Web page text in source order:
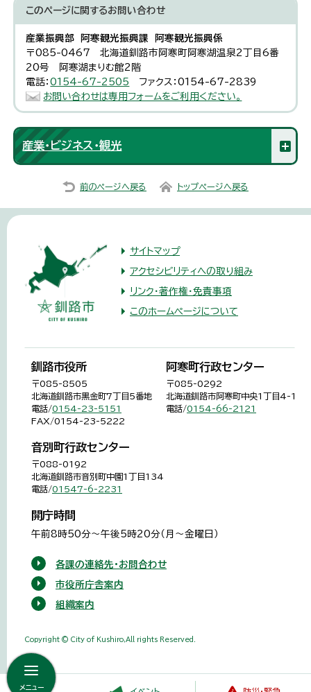
このページに関するお問い合わせ
産業振興部 阿寒観光振興課 阿寒観光振興係
〒085-0467 北海道釧路市阿寒町阿寒湖温泉2丁目6番
20号 阿寒湖まりむ館2階
電話：0154-67-2505
ファクス：0154-67-2839
お問い合わせは専用フォームをご利用ください。
産業・ビジネス・観光
前のページへ戻る トップページへ戻る
メニュー
サイトマップ
アクセシビリティへの取り組み
リンク・著作権・免責事項
このホームページについて
釧路市役所
〒085-8505
北海道釧路市黒金町7丁目5番地
電話/0154-23-5151
FAX/0154-23-5222
阿寒町行政センター
〒085-0292
北海道釧路市阿寒町中央1丁目4-1
電話/0154-66-2121
音別町行政センター
〒088-0192
北海道釧路市音別町中園1丁目134
電話/01547-6-2231
開庁時間
午前8時50分～午後5時20分（月～金曜日）
各課の連絡先・お問合わせ
市役所庁舎案内
組織案内
Copyright © City of Kushiro,All rights Reserved.